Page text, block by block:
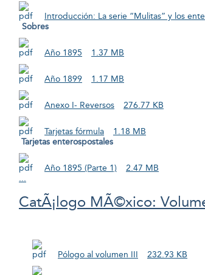
Introducción: La serie “Mulitas” y los
Sobres
Año 1895 1.37 MB
Año 1899 1.17 MB
Anexo I- Reversos 276.77 KB
Tarjetas fórmula
1.18 MB
Tarjetas enterospostales
Año 1895 (Parte 1)
2.47 MB
...
CatÃ¡logo MÃ©xico:
Pólogo al volumen III 232.93 KB